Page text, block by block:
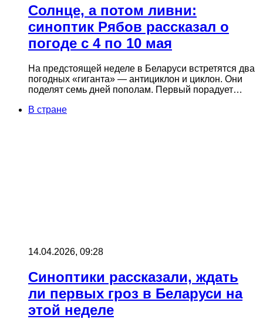
Солнце, а потом ливни:
синоптик Рябов рассказал о
погоде с 4 по 10 мая
На предстоящей неделе в Беларуси встретятся два
погодных «гиганта» — антициклон и циклон. Они
поделят семь дней пополам. Первый порадует…
В стране
14.04.2026, 09:28
Синоптики рассказали, ждать
ли первых гроз в Беларуси на
этой неделе